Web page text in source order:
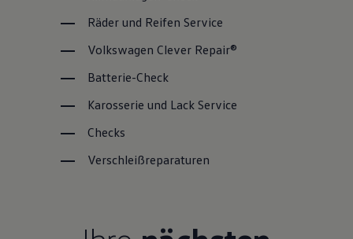
Räder und Reifen Service
Volkswagen Clever Repair®
Batterie-Check
Karosserie und Lack Service
Checks
Verschleißreparaturen